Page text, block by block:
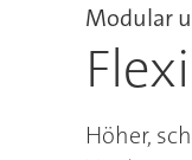
Modular
Höher,